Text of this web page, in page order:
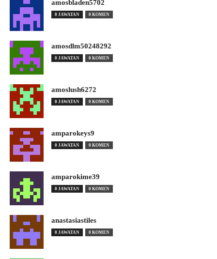
amosbladen5702
0 JAWATAN 0 KOMEN
amosdlm50248292
0 JAWATAN 0 KOMEN
amoslush6272
0 JAWATAN 0 KOMEN
amparokeys9
0 JAWATAN 0 KOMEN
amparokime39
0 JAWATAN 0 KOMEN
anastasiastiles
0 JAWATAN 0 KOMEN